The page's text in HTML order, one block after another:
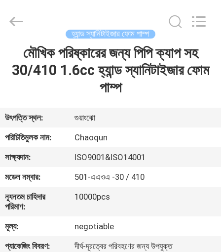
আমাদের
সম্পর্কে
কারখানা
ভ্রমণ
নিয়ন্ত্রণ
Industry
হ্যান্ড স্যানিটাইজার ফোম পাম্প
মৌখিক পরিষ্কারের জন্য পিপি ক্যাপ সহ
30/410 1.6cc হ্যান্ড স্যানিটাইজার ফোম
পাম্প
উৎপত্তি স্থল:
গুয়াংঝো
পরিচিতিমুলক নাম:
Chaoqun
সাক্ষ্যদান:
ISO9001&ISO14001
মডেল নম্বার:
501-এএওএ -30 / 410
ন্যূনতম চাহিদার
পরিমাণ:
10000pcs
মূল্য:
negotiable
প্যাকেজিং বিবরণ:
দীর্ঘ-দূরত্বের পরিবহণের জন্য উপযুক্ত